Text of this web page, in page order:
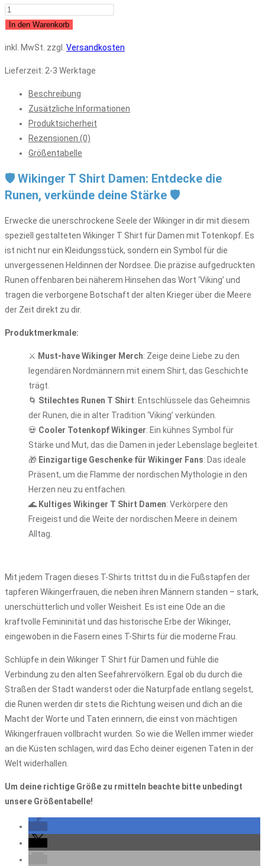
In den Warenkorb
inkl. MwSt. zzgl. Versandkosten
Lieferzeit: 2-3 Werktage
Beschreibung
Zusätzliche Informationen
Produktsicherheit
Rezensionen (0)
Größentabelle
🛡️ Wikinger T Shirt Damen: Entdecke die
Runen, verkünde deine Stärke 🛡️
Erwecke die unerschrockene Seele der Wikinger in dir mit diesem
speziell gestalteten Wikinger T Shirt für Damen mit Totenkopf. Es
ist nicht nur ein Kleidungsstück, sondern ein Symbol für die
unvergessenen Heldinnen der Nordsee. Die präzise aufgedruckten
Runen offenbaren bei näherem Hinsehen das Wort ‘Viking’ und
tragen die verborgene Botschaft der alten Krieger über die Meere
der Zeit direkt zu dir.
Produktmerkmale:
⚔️ Must-have Wikinger Merch: Zeige deine Liebe zu den
legendären Nordmännern mit einem Shirt, das Geschichte
trägt.
🌀 Stilechtes Runen T Shirt: Entschlüssele das Geheimnis
der Runen, die in alter Tradition ‘Viking’ verkünden.
💀 Cooler Totenkopf Wikinger: Ein kühnes Symbol für
Stärke und Mut, das die Damen in jeder Lebenslage begleitet.
🎁 Einzigartige Geschenke für Wikinger Fans: Das ideale
Präsent, um die Flamme der nordischen Mythologie in den
Herzen neu zu entfachen.
🌊 Kultiges Wikinger T Shirt Damen: Verkörpere den
Freigeist und die Weite der nordischen Meere in deinem
Alltag.
Mit jedem Tragen dieses T-Shirts trittst du in die Fußstapfen der
tapferen Wikingerfrauen, die neben ihren Männern standen – stark,
unerschütterlich und voller Weisheit. Es ist eine Ode an die
kraftvolle Femininität und das historische Erbe der Wikinger,
eingewoben in die Fasern eines T-Shirts für die moderne Frau.
Schlüpfe in dein Wikinger T Shirt für Damen und fühle die
Verbindung zu den alten Seefahrervölkern. Egal ob du durch die
Straßen der Stadt wanderst oder die Naturpfade entlang segelst,
die Runen werden dir stets die Richtung weisen und dich an die
Macht der Worte und Taten erinnern, die einst von mächtigen
Wikingerfrauen vollbracht wurden. So wie die Wellen immer wieder
an die Küsten schlagen, wird das Echo deiner eigenen Taten in der
Welt widerhallen.
Um deine richtige Größe zu rmitteln beachte bitte unbedingt
unsere Größentabelle!